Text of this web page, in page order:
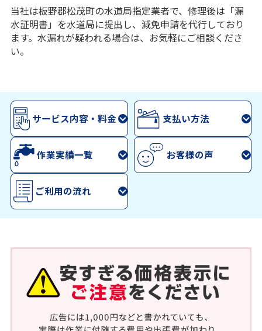
当社は板野郡松茂町の水道局指定業者で、修理後は「漏
水証明書」を水道局に提出し、減免申請を代行しており
ます。水漏れが疑われる場合は、お気軽にご相談くださ
い。
サービス内容・料金 支払い方法
作業実績一覧 お客様の声
ご利用の流れ